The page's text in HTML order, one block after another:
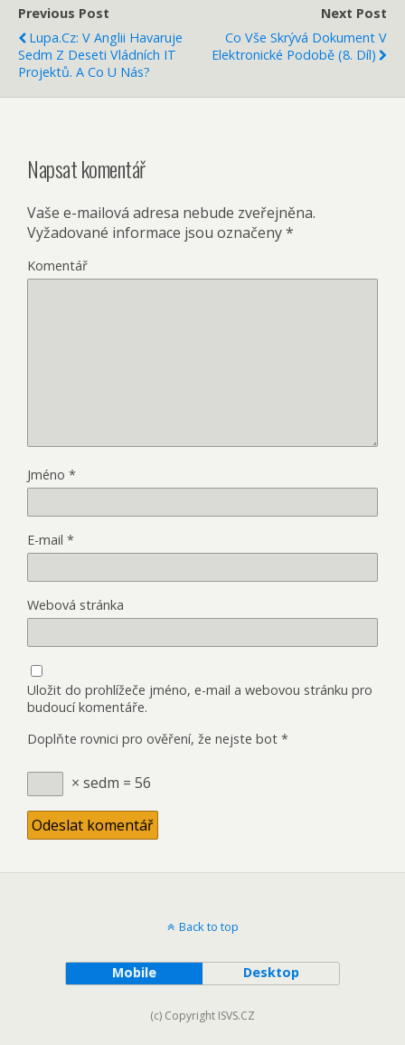
Previous Post
Lupa.cz: V Anglii Havaruje
Sedm Z Deseti Vládních IT
Projektů. A Co U Nás?
Next Post
Co Vše Skrývá Dokument V
Elektronické Podobě (8. Díl)
Napsat komentář
Vaše e-mailová adresa nebude zveřejněna.
Vyžadované informace jsou označeny*
Komentář
Jméno *
E-mail *
Webová stránka
Uložit do prohlížeče jméno, e-mail a webovou stránku pro
budoucí komentáře.
Doplňte rovnici pro ověření, že nejste bot *
× sedm = 56
Back to top
Mobile Desktop
(c) Copyright ISVS.CZ